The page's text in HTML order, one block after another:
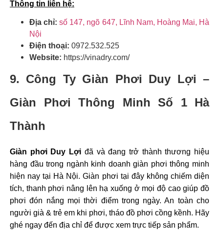
Thông tin liên hệ:
Địa chỉ:số 147, ngõ 647, Lĩnh Nam, Hoàng Mai, Hà
Nội
Điện thoại: 0972.532.525
Website: https://vinadry.com/
9. Công Ty Giàn Phơi Duy Lợi –
Giàn Phơi Thông Minh Số 1 Hà
Thành
Giàn phơi Duy Lợi đã và đang trở thành thương hiệu
hàng đầu trong ngành kinh doanh giàn phơi thông minh
hiện nay tại Hà Nội. Giàn phơi tại đây không chiếm diện
tích, thanh phơi nâng lên hạ xuống ở mọi độ cao giúp đồ
phơi đón nắng mọi thời điểm trong ngày. An toàn cho
người già & trẻ em khi phơi, tháo đồ phơi cồng kềnh. Hãy
ghé ngay đến địa chỉ để được xem trực tiếp sản phẩm.